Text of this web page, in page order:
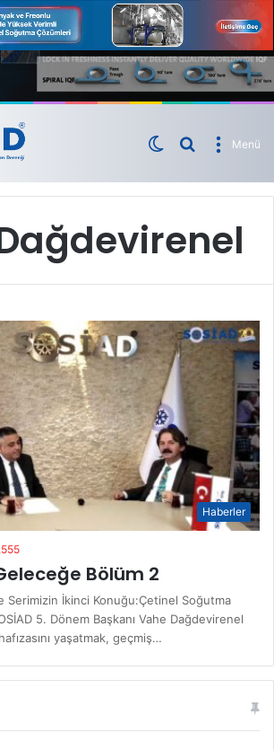
Menü
Haberler
Bölüm 2
Serimizin İkinci Konuğu:Çetinel Soğutma
5. Dönem Başkanı Vahe Dağdevirenel
yaşatmak, geçmiş…